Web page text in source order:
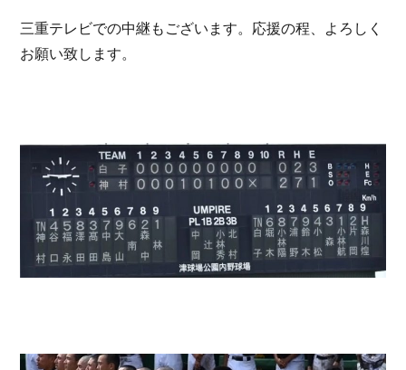
三重テレビでの中継もございます。応援の程、よろしく
お願い致します。